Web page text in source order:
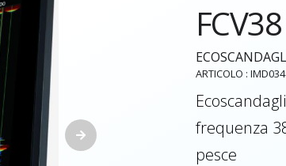
FCV38
ARTICOLO :
frequenza
pesce